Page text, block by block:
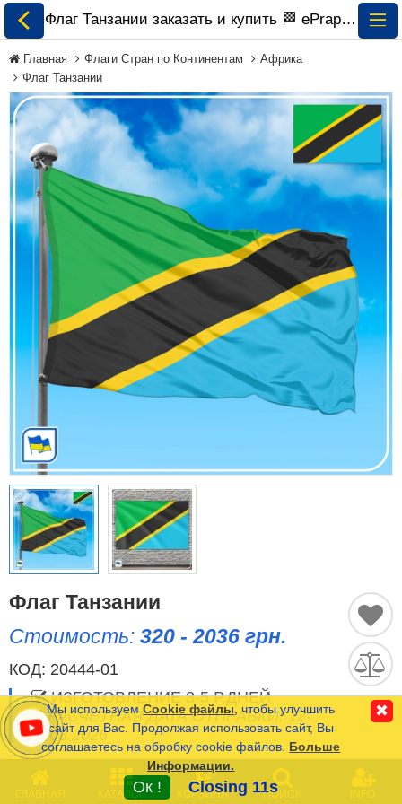
Все Флаги
Флаги Украины
Флаги Мира по
Флаги на Заказ
Флаги Международных
Организаций
Спортивные Флаги
Этнические Флаги
Флаги США (штатов)
Другие флаги
Язык
Частые Вопросы (FAQ)
Оплата и Доставка
ГЛАВНАЯ КАТАЛОГ
0
КОРЗИНА ПОИСК INFO
Флаг Танзании заказать и купить 🏁 ePrapor.com.ua
Главная Флаги Стран по Континентам
Африка
Флаг Танзании
Флаг Танзании
Стоимость: 320 - 2036 грн.
КОД: 20444-01
ИЗГОТОВЛЕНИЕ 3-5 Р.ДНЕЙ
РАСЧЕТНАЯ ДАТА ОТПРАВКИ: 12-
13.08.2026
ОПЦИИ *- Обязательные)
Мы используемCookie файлы , чтобы улучшить
сайт для Вас. Продолжая использовать сайт, Вы
соглашаетесь на обробку cookie файлов. Больше
Информации.
Ок ! Closing 11s
✖